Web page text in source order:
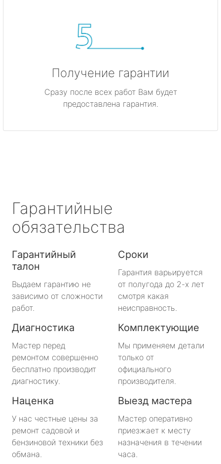
Получение гарантии
Сразу после всех работ Вам будет
предоставлена гарантия.
Гарантийные
обязательства
Гарантийный
талон
Выдаем гарантию не
зависимо от сложности
работ.
Сроки
Гарантия варьируется
от полугода до 2-х лет
смотря какая
неисправность.
Диагностика
Мастер перед
ремонтом совершенно
бесплатно производит
диагностику.
Комплектующие
Мы применяем детали
только от
официального
производителя.
Наценка
У нас честные цены за
ремонт садовой и
бензиновой техники без
обмана.
Выезд мастера
Мастер оперативно
приезжает к месту
назначения в течении
часа.